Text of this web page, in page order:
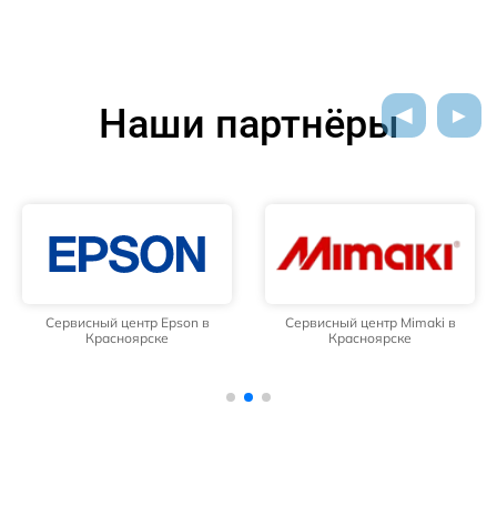
Наши партнёры
Сервисный центр Epson в
Красноярске
Сервисный центр Mimaki в
Красноярске